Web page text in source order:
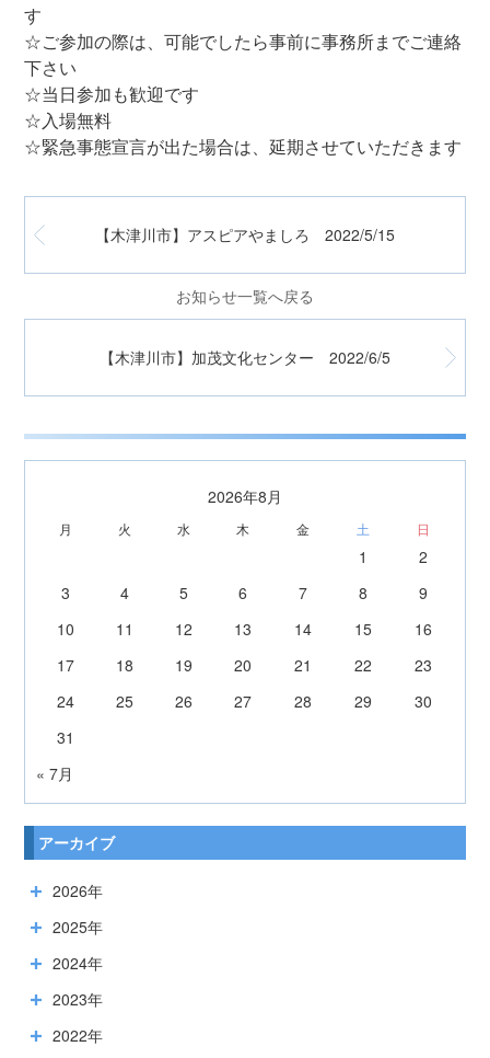
す
☆ご参加の際は、可能でしたら事前に事務所までご連絡
下さい
☆当日参加も歓迎です
☆入場無料
☆緊急事態宣言が出た場合は、延期させていただきます
【木津川市】アスピアやましろ 2022/5/15
お知らせ一覧へ戻る
【木津川市】加茂文化センター 2022/6/5
2026年8月
月 火 水 木 金 土 日
« 7月
1
2
3
4 5 6 7 8
9
10
11 12 13 14 15
16
17
18 19 20 21 22
23
24
25 26 27 28 29
30
31
アーカイブ
2026年
2025年
2024年
2023年
2022年